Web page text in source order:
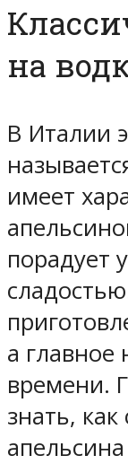
на
В Италии
имеет
порадует
а главное
времени.
знать, как